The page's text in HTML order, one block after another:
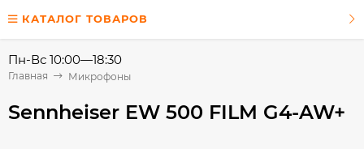
КАТАЛОГ ТОВАРОВ
Пн-Вс 10:00—18:30
Главная Микрофоны
Sennheiser EW 500 FILM G4-AW+